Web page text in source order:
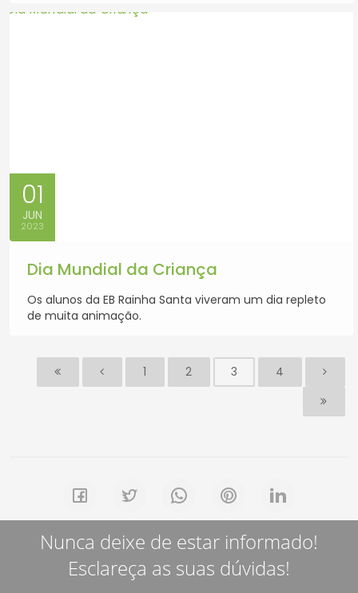
01
JUN
2023
Dia Mundial da Criança
Os alunos da EB Rainha Santa viveram um dia repleto
de muita animação.
1 2 3 4
Nunca deixe de estar informado!
Esclareça as suas dúvidas!